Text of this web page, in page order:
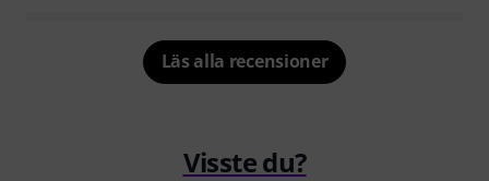
Läs alla recensioner
Visste du?